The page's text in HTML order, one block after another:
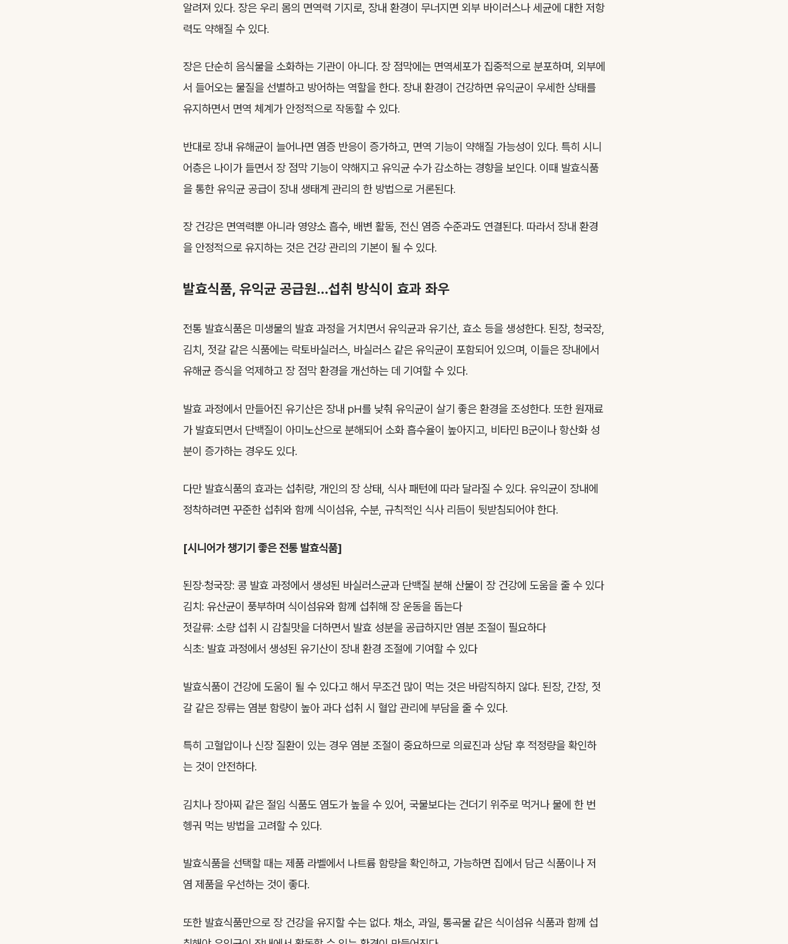
알려져 있다. 장은 우리 몸의 면역력 기지로, 장내 환경이 무너지면 외부 바이러스나 세균에 대한 저항
력도 약해질 수 있다.
장은 단순히 음식물을 소화하는 기관이 아니다. 장 점막에는 면역세포가 집중적으로 분포하며, 외부에
서 들어오는 물질을 선별하고 방어하는 역할을 한다. 장내 환경이 건강하면 유익균이 우세한 상태를
유지하면서 면역 체계가 안정적으로 작동할 수 있다.
반대로 장내 유해균이 늘어나면 염증 반응이 증가하고, 면역 기능이 약해질 가능성이 있다. 특히 시니
어층은 나이가 들면서 장 점막 기능이 약해지고 유익균 수가 감소하는 경향을 보인다. 이때 발효식품
을 통한 유익균 공급이 장내 생태계 관리의 한 방법으로 거론된다.
장 건강은 면역력뿐 아니라 영양소 흡수, 배변 활동, 전신 염증 수준과도 연결된다. 따라서 장내 환경
을 안정적으로 유지하는 것은 건강 관리의 기본이 될 수 있다.
발효식품, 유익균 공급원…섭취 방식이 효과 좌우
전통 발효식품은 미생물의 발효 과정을 거치면서 유익균과 유기산, 효소 등을 생성한다. 된장, 청국장,
김치, 젓갈 같은 식품에는 락토바실러스, 바실러스 같은 유익균이 포함되어 있으며, 이들은 장내에서
유해균 증식을 억제하고 장 점막 환경을 개선하는 데 기여할 수 있다.
발효 과정에서 만들어진 유기산은 장내 pH를 낮춰 유익균이 살기 좋은 환경을 조성한다. 또한 원재료
가 발효되면서 단백질이 아미노산으로 분해되어 소화 흡수율이 높아지고, 비타민 B군이나 항산화 성
분이 증가하는 경우도 있다.
다만 발효식품의 효과는 섭취량, 개인의 장 상태, 식사 패턴에 따라 달라질 수 있다. 유익균이 장내에
정착하려면 꾸준한 섭취와 함께 식이섬유, 수분, 규칙적인 식사 리듬이 뒷받침되어야 한다.
[시니어가 챙기기 좋은 전통 발효식품]
된장·청국장: 콩 발효 과정에서 생성된 바실러스균과 단백질 분해 산물이 장 건강에 도움을 줄 수 있다
김치: 유산균이 풍부하며 식이섬유와 함께 섭취해 장 운동을 돕는다
젓갈류: 소량 섭취 시 감칠맛을 더하면서 발효 성분을 공급하지만 염분 조절이 필요하다
식초: 발효 과정에서 생성된 유기산이 장내 환경 조절에 기여할 수 있다
발효식품이 건강에 도움이 될 수 있다고 해서 무조건 많이 먹는 것은 바람직하지 않다. 된장, 간장, 젓
갈 같은 장류는 염분 함량이 높아 과다 섭취 시 혈압 관리에 부담을 줄 수 있다.
특히 고혈압이나 신장 질환이 있는 경우 염분 조절이 중요하므로 의료진과 상담 후 적정량을 확인하
는 것이 안전하다.
김치나 장아찌 같은 절임 식품도 염도가 높을 수 있어, 국물보다는 건더기 위주로 먹거나 물에 한 번
헹궈 먹는 방법을 고려할 수 있다.
발효식품을 선택할 때는 제품 라벨에서 나트륨 함량을 확인하고, 가능하면 집에서 담근 식품이나 저
염 제품을 우선하는 것이 좋다.
또한 발효식품만으로 장 건강을 유지할 수는 없다. 채소, 과일, 통곡물 같은 식이섬유 식품과 함께 섭